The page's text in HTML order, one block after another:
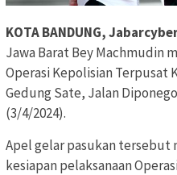
KOTA BANDUNG,
Jawa Barat Bey Machmudin
Operasi Kepolisian Terpusat
Gedung Sate, Jalan
(3/4/2024).
Apel gelar pasukan tersebut
kesiapan pelaksanaan